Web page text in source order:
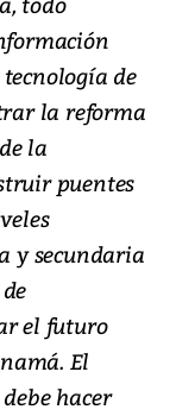
de
la reforma
la
puentes
y secundaria
el futuro
El
hacer